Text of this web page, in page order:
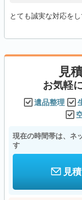
とても誠実な対応を
見
お気軽
遺品整理
現在の時間帯は、ネ
す
見